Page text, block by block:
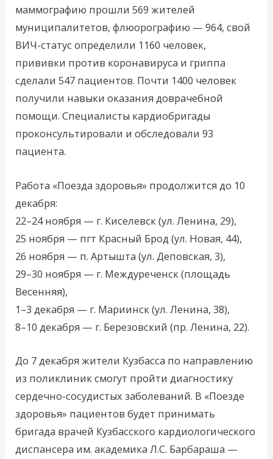
маммографию прошли 569 жителей
муниципалитетов, флюорографию — 964, свой
ВИЧ-статус определили 1160 человек,
прививки против коронавируса и гриппа
сделали 547 пациентов. Почти 1400 человек
получили навыки оказания доврачебной
помощи. Специалисты кардиобригады
проконсультировали и обследовали 93
пациента.
Работа «Поезда здоровья» продолжится до 10
декабря:
22–24 ноября — г. Киселевск (ул. Ленина, 29),
25 ноября — пгт Красный Брод (ул. Новая, 44),
26 ноября — п. Артышта (ул. Деповская, 3),
29–30 ноября — г. Междуреченск (площадь
Весенняя),
1–3 декабря — г. Мариинск (ул. Ленина, 38),
8–10 декабря — г. Березовский (пр. Ленина, 22).
До 7 декабря жители Кузбасса по направлению
из поликлиник смогут пройти диагностику
сердечно-сосудистых заболеваний. В «Поезде
здоровья» пациентов будет принимать
бригада врачей Кузбасского кардиологического
диспансера им. академика Л.С. Барбараша —